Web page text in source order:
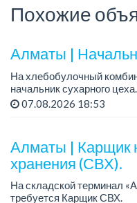
Похожие
Алматы |
На хлебобулочный
начальник сухарного цеха.
Зарплата: от 300 000
Требования: оп...
07.08.2026 18:53
Алматы | Карщик
хранения (СВХ).
На складской терминал
требуется Карщик СВХ.